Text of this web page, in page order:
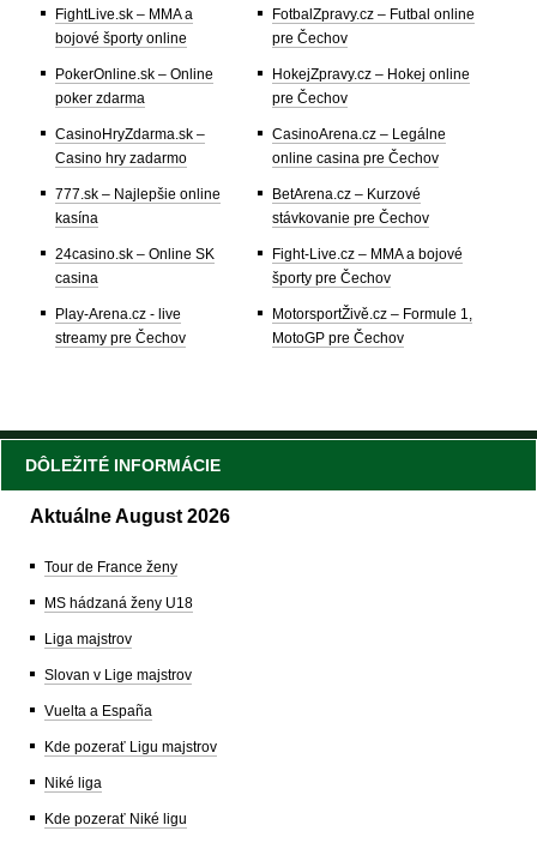
FightLive.sk – MMA a
bojové športy online
PokerOnline.sk – Online
poker zdarma
CasinoHryZdarma.sk –
Casino hry zadarmo
777.sk – Najlepšie online
kasína
24casino.sk – Online SK
casina
Play-Arena.cz - live
streamy pre Čechov
FotbalZpravy.cz – Futbal online
pre Čechov
HokejZpravy.cz – Hokej online
pre Čechov
CasinoArena.cz – Legálne
online casina pre Čechov
BetArena.cz – Kurzové
stávkovanie pre Čechov
Fight-Live.cz – MMA a bojové
športy pre Čechov
MotorsportŽivě.cz – Formule 1,
MotoGP pre Čechov
DÔLEŽITÉ INFORMÁCIE
Aktuálne August 2026
Tour de France ženy
MS hádzaná ženy U18
Liga majstrov
Slovan v Lige majstrov
Vuelta a España
Kde pozerať Ligu majstrov
Niké liga
Kde pozerať Niké ligu